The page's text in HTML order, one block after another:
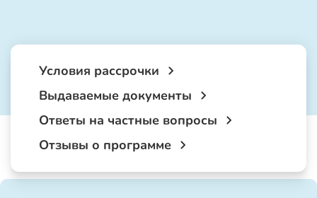
Условия рассрочки
Выдаваемые документы
Ответы на частные вопросы
Отзывы о программе